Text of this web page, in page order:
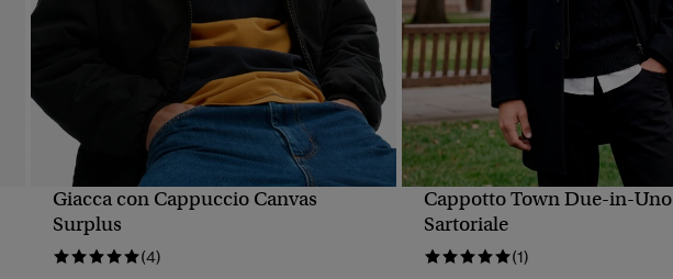
VISUALIZZAZIONE RAPIDA
Giacca con Cappuccio Canvas
Surplus
(4)
VISUALIZZAZIONE RAPIDA
Cappotto Town Due-in-Uno
Sartoriale
(1)